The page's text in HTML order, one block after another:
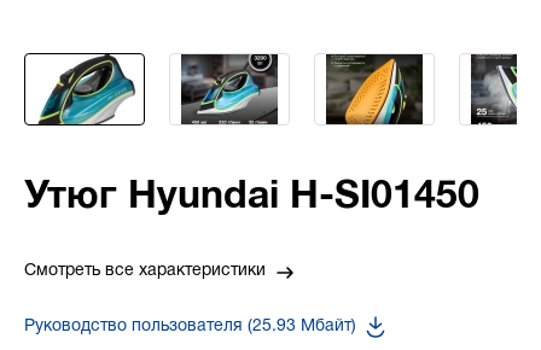
Утюг Hyundai H-SI01450
Смотреть все характеристики
Руководство пользователя (25.93 Мбайт)